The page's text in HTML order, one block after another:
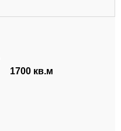
1700 кв.м